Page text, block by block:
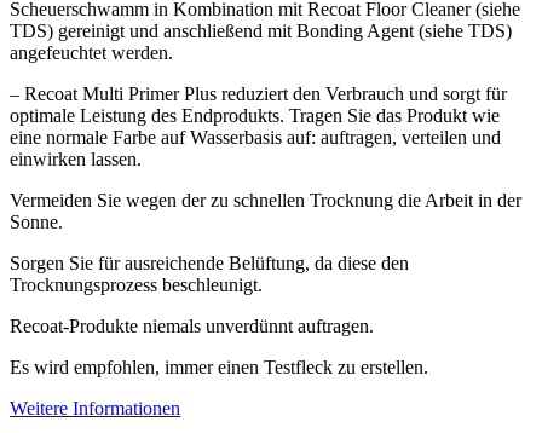
Scheuerschwamm in Kombination mit Recoat Floor Cleaner (siehe
TDS) gereinigt und anschließend mit Bonding Agent (siehe TDS)
angefeuchtet werden.
– Recoat Multi Primer Plus reduziert den Verbrauch und sorgt für
optimale Leistung des Endprodukts. Tragen Sie das Produkt wie
eine normale Farbe auf Wasserbasis auf: auftragen, verteilen und
einwirken lassen.
Vermeiden Sie wegen der zu schnellen Trocknung die Arbeit in der
Sonne.
Sorgen Sie für ausreichende Belüftung, da diese den
Trocknungsprozess beschleunigt.
Recoat-Produkte niemals unverdünnt auftragen.
Es wird empfohlen, immer einen Testfleck zu erstellen.
Weitere Informationen